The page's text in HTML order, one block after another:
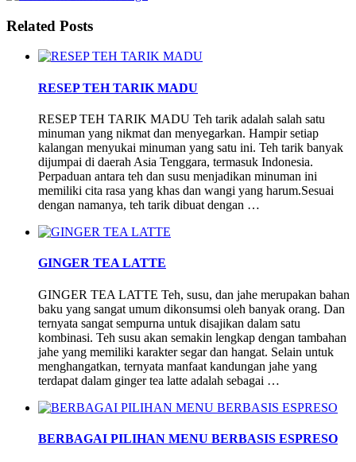
Related Posts
RESEP TEH TARIK MADU
RESEP TEH TARIK MADU Teh tarik adalah salah satu
minuman yang nikmat dan menyegarkan. Hampir setiap
kalangan menyukai minuman yang satu ini. Teh tarik banyak
dijumpai di daerah Asia Tenggara, termasuk Indonesia.
Perpaduan antara teh dan susu menjadikan minuman ini
memiliki cita rasa yang khas dan wangi yang harum.Sesuai
dengan namanya, teh tarik dibuat dengan …
GINGER TEA LATTE
GINGER TEA LATTE Teh, susu, dan jahe merupakan bahan
baku yang sangat umum dikonsumsi oleh banyak orang. Dan
ternyata sangat sempurna untuk disajikan dalam satu
kombinasi. Teh susu akan semakin lengkap dengan tambahan
jahe yang memiliki karakter segar dan hangat. Selain untuk
menghangatkan, ternyata manfaat kandungan jahe yang
terdapat dalam ginger tea latte adalah sebagai …
BERBAGAI PILIHAN MENU BERBASIS ESPRESO